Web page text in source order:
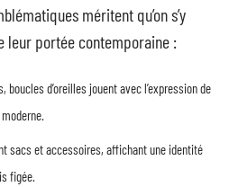
méritent qu’on s’y
leur portée contemporaine :
boucles d’oreilles jouent avec l’expression de
sacs et accessoires, affichant une identité
figée.